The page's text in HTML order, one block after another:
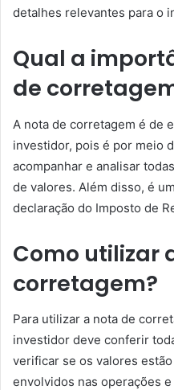
detalhes relevantes para o
Qual a
de
A nota de corretagem é de
investidor, pois é por meio
acompanhar e analisar
de valores. Além disso, é
declaração do Imposto de
Como utilizar
corretagem?
Para utilizar a nota de
investidor deve conferir
verificar se os valores
envolvidos nas operações